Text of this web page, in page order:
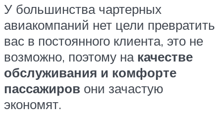
У большинства чартерных
авиакомпаний нет цели превратить
вас в постоянного клиента, это не
возможно, поэтому на качестве
обслуживания и комфорте
пассажиров они зачастую
экономят.